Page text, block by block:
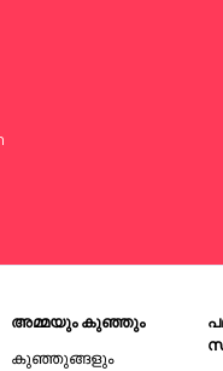
അമ്മയും കുഞ്ഞും
കുഞ്ഞുങ്ങളും